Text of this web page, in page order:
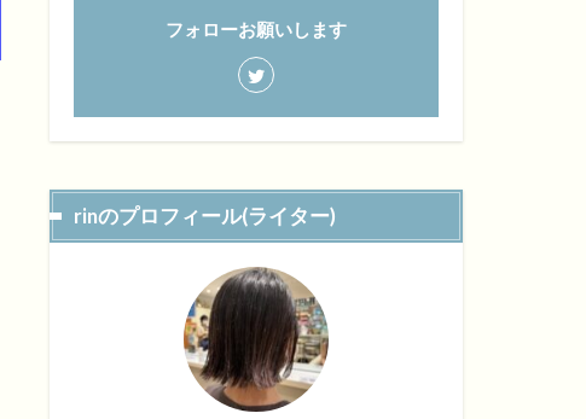
フォローお願いします
rinのプロフィール(ライター)